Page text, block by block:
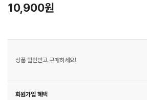
10,900원
상품 할인받고 구매하세요!
회원가입 혜택